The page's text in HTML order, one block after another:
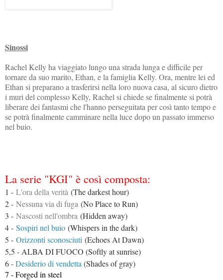
Sinossi
Rachel Kelly ha viaggiato lungo una strada lunga e difficile per
tornare da suo marito, Ethan, e la famiglia Kelly. Ora, mentre lei ed
Ethan si preparano a trasferirsi nella loro nuova casa, al sicuro dietro
i muri del complesso Kelly, Rachel si chiede se finalmente si potrà
liberare dei fantasmi che l'hanno perseguitata per così tanto tempo e
se potrà finalmente camminare nella luce dopo un passato immerso
nel buio.
La serie "KGI" è così composta:
1 - L'ora della verità (The darkest hour)
2 - Nessuna via di fuga (No Place to Run)
3 - Nascosti nell'ombra (Hidden away)
4 - Sospiri nel buio (Whispers in the dark)
5 - Orizzonti sconosciuti (Echoes At Dawn)
5,5 - ALBA DI FUOCO (Softly at sunrise)
6 -Desiderio di vendetta (Shades of gray)
7 - Forged in steel